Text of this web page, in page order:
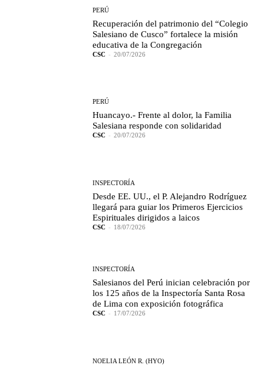
PERÚ
Recuperación del patrimonio del “Colegio
Salesiano de Cusco” fortalece la misión
educativa de la Congregación
CSC - 20/07/2026
PERÚ
Huancayo.- Frente al dolor, la Familia
Salesiana responde con solidaridad
CSC - 20/07/2026
INSPECTORÍA
Desde EE. UU., el P. Alejandro Rodríguez
llegará para guiar los Primeros Ejercicios
Espirituales dirigidos a laicos
CSC - 18/07/2026
INSPECTORÍA
Salesianos del Perú inician celebración por
los 125 años de la Inspectoría Santa Rosa
de Lima con exposición fotográfica
CSC - 17/07/2026
NOELIA LEÓN R. (HYO)